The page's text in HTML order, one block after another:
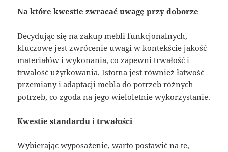
Na które kwestie zwracać uwagę przy doborze
Decydując się na zakup mebli funkcjonalnych,
kluczowe jest zwrócenie uwagi w kontekście jakość
materiałów i wykonania, co zapewni trwałość i
trwałość użytkowania. Istotna jest również łatwość
przemiany i adaptacji mebla do potrzeb różnych
potrzeb, co zgoda na jego wieloletnie wykorzystanie.
Kwestie standardu i trwałości
Wybierając wyposażenie, warto postawić na te,